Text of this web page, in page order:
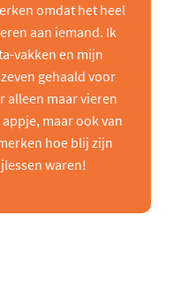
omdat het heel
aan iemand. Ik
vakken en mijn
gehaald voor
alleen maar vieren
maar ook van
hoe blij zijn
waren!